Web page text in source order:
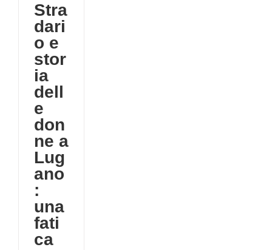
Stra
dari
o e
stor
ia
dell
e
don
ne a
Lug
ano
:
una
fati
ca